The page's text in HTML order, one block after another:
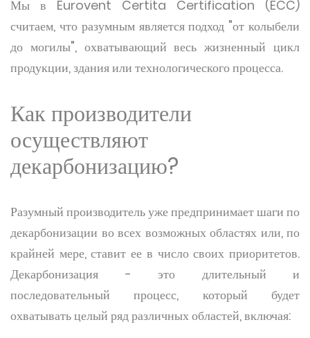
Мы в Eurovent Certita Certification (ECC)
считаем, что разумным является подход "от колыбели
до могилы", охватывающий весь жизненный цикл
продукции, здания или технологического процесса.
Как производители
осуществляют
декарбонизацию?
Разумный производитель уже предпринимает шаги по
декарбонизации во всех возможных областях или, по
крайней мере, ставит ее в число своих приоритетов.
Декарбонизация - это длительный и
последовательный процесс, который будет
охватывать целый ряд различных областей, включая: